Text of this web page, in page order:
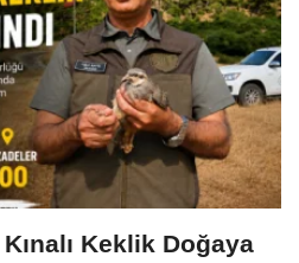
Keklik Doğaya